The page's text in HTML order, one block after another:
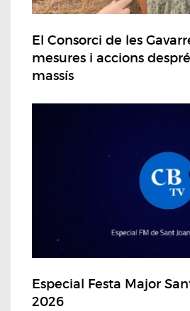
El Consorci de les
mesures i accions
massís
Especial Festa Major
2026